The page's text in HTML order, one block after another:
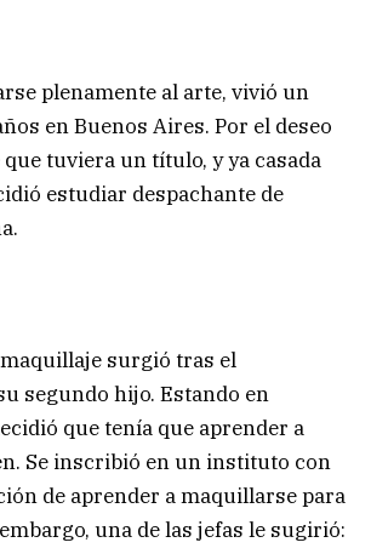
plenamente al arte, vivió un
en Buenos Aires. Por el deseo
que tuviera un título, y ya casada
estudiar despachante de
surgió tras el
segundo hijo. Estando en
que tenía que aprender a
Se inscribió en un instituto con
de aprender a maquillarse para
una de las jefas le sugirió: